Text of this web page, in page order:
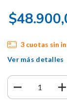
3 cuotas sin
Ver más detalles